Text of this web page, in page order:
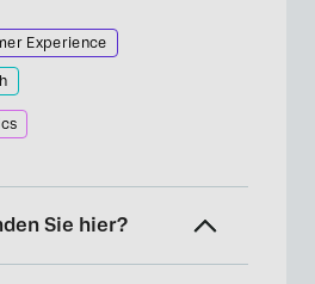
Experience
Sie hier?